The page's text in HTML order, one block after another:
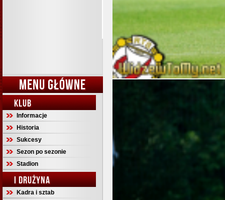
MENU GŁÓWNE
KLUB
Informacje
Historia
Sukcesy
Sezon po sezonie
Stadion
I DRUŻYNA
Kadra i sztab